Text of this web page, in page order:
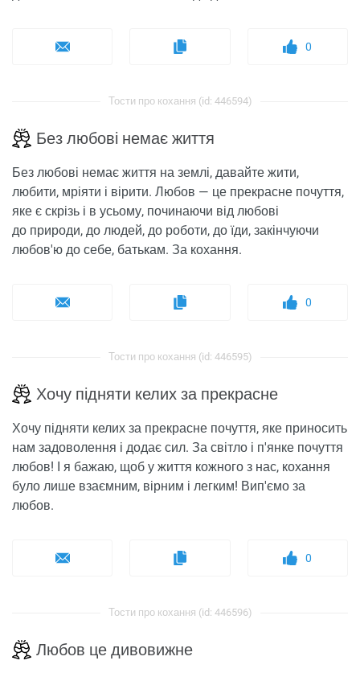
0
Тости про кохання (id: 446594)
Без любові немає життя
Без любові немає життя на землі, давайте жити,
любити, мріяти і вірити. Любов — це прекрасне почуття,
яке є скрізь і в усьому, починаючи від любові
до природи, до людей, до роботи, до їди, закінчуючи
любов'ю до себе, батькам. За кохання.
0
Тости про кохання (id: 446595)
Хочу підняти келих за прекрасне
Хочу підняти келих за прекрасне почуття, яке приносить
нам задоволення і додає сил. За світло і п'янке почуття
любов! І я бажаю, щоб у життя кожного з нас, кохання
було лише взаємним, вірним і легким! Вип'ємо за
любов.
0
Тости про кохання (id: 446596)
Любов це дивовижне